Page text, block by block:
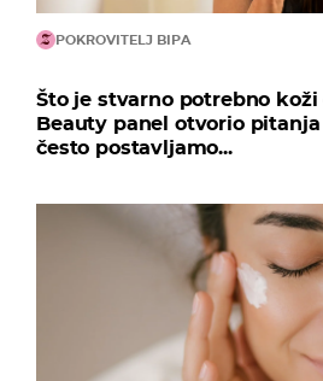
POKROVITELJ BIPA
Što je stvarno potrebno koži
Beauty panel otvorio
često postavljamo...